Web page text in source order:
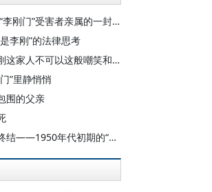
周大伟： 写给“李刚门”受害者亲属的一封回信
李刚”的法律思考
周大伟：对李刚这家人不可以这般嘲笑和歧视
”里静悄悄
围的父亲
李刚：大学的终结——1950年代初期的“院系调整”